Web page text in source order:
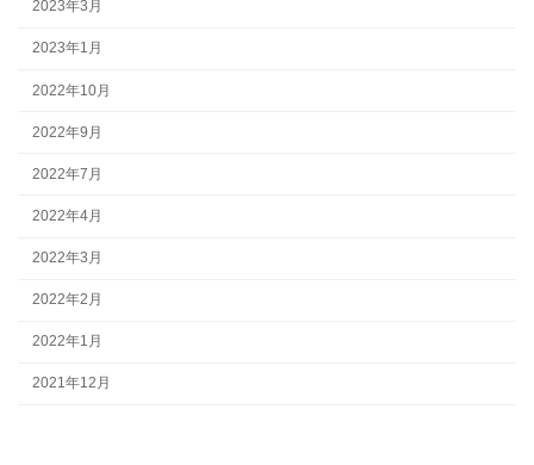
2023年3月
2023年1月
2022年10月
2022年9月
2022年7月
2022年4月
2022年3月
2022年2月
2022年1月
2021年12月